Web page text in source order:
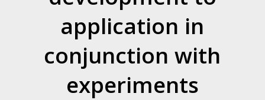
application in
conjunction with
experiments